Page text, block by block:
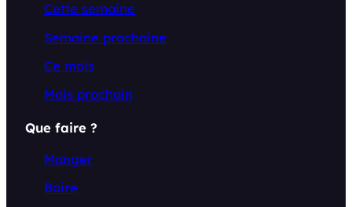
Cette semaine
Semaine prochaine
Ce mois
Mois prochain
Que faire ?
Manger
Boire